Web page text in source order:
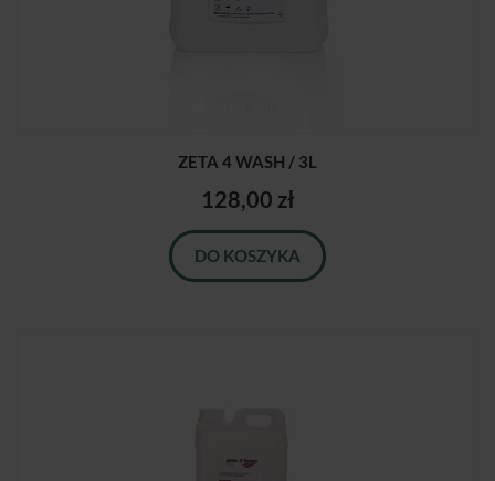
ZETA 4 WASH / 3L
128,00 zł
DO KOSZYKA